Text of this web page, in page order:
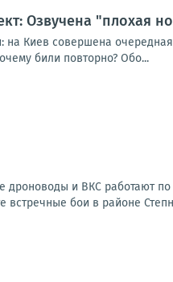
Озвучена "плохая
Киев совершена
били повторно? Обо...
дроноводы и ВКС работают
бои в районе